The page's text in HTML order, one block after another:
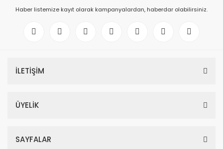
Haber listemize kayıt olarak kampanyalardan, haberdar olabilirsiniz.
İLETİŞİM
ÜYELİK
SAYFALAR